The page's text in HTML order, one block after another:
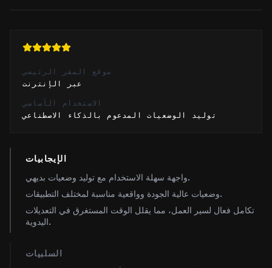
موقع المقر الرئيسي
عبر الإنترنت
الاستخدام الأساسي
توليد الوضعيات المدعوم بالذكاء الاصطناعي
الإيجابيات
واجهة سهلة الاستخدام مع توليد وضعيات بديهي.
وضعيات عالية الجودة وواقعية مناسبة لمختلف التطبيقات.
تكامل فعال لسير العمل، مما يقلل الوقت المستغرق في التعديلات
اليدوية.
السلبيات